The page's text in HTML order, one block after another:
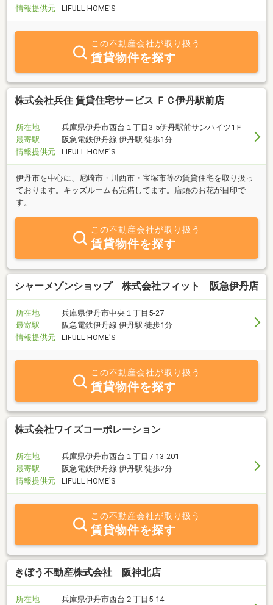
情報提供元
LIFULL HOME'S
この不動産会社が取り扱う
賃貸物件を探す
株式会社兵住 賃貸住宅サービス ＦＣ伊丹駅前店
所在地
兵庫県伊丹市西台１丁目3-5伊丹駅前サンハイツ1Ｆ
最寄駅
阪急電鉄伊丹線 伊丹駅 徒歩1分
情報提供元
LIFULL HOME'S
伊丹市を中心に、尼崎市・川西市・宝塚市等の賃貸住宅を取り扱っ
ております。キッズルームも完備してます。店頭のお花が目印で
す。
この不動産会社が取り扱う
賃貸物件を探す
シャーメゾンショップ 株式会社フィット 阪急伊丹店
所在地
兵庫県伊丹市中央１丁目5-27
最寄駅
阪急電鉄伊丹線 伊丹駅 徒歩1分
情報提供元
LIFULL HOME'S
この不動産会社が取り扱う
賃貸物件を探す
株式会社ワイズコーポレーション
所在地
兵庫県伊丹市西台１丁目7-13-201
最寄駅
阪急電鉄伊丹線 伊丹駅 徒歩2分
情報提供元
LIFULL HOME'S
この不動産会社が取り扱う
賃貸物件を探す
きぼう不動産株式会社 阪神北店
所在地
兵庫県伊丹市西台２丁目5-14